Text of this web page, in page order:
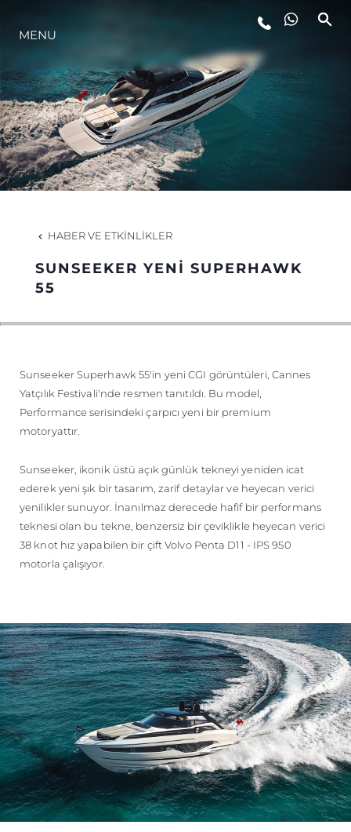
YENILIK
ŞİRKET
MİRAS
TEKNENIZIN PIYASA DEĞERINI
MENU
HABER VE ETKINLIKLER
SUNSEEKER YENİ SUPERHAWK
55
Sunseeker Superhawk 55'in yeni CGI görüntüleri, Cannes
Yatçılık Festivali'nde resmen tanıtıldı. Bu model,
Performance serisindeki çarpıcı yeni bir premium
motoryattır.
Sunseeker, ikonik üstü açık günlük tekneyi yeniden icat
ederek yeni şık bir tasarım, zarif detaylar ve heyecan verici
yenilikler sunuyor. İnanılmaz derecede hafif bir performans
teknesi olan bu tekne, benzersiz bir çeviklikle heyecan verici
38 knot hız yapabilen bir çift Volvo Penta D11 - IPS 950
motorla çalışıyor.